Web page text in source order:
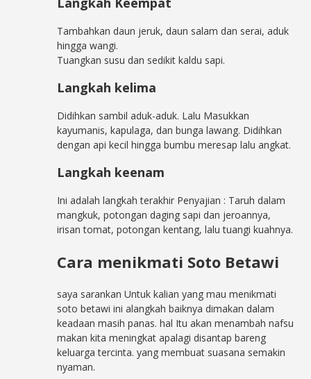
Tambahkan daun jeruk, daun salam dan serai, aduk
hingga wangi.
Tuangkan susu dan sedikit kaldu sapi.
Langkah kelima
Didihkan sambil aduk-aduk. Lalu Masukkan
kayumanis, kapulaga, dan bunga lawang. Didihkan
dengan api kecil hingga bumbu meresap lalu angkat.
Langkah keenam
Ini adalah langkah terakhir Penyajian : Taruh dalam
mangkuk, potongan daging sapi dan jeroannya,
irisan tomat, potongan kentang, lalu tuangi kuahnya.
Cara menikmati Soto Betawi
saya sarankan Untuk kalian yang mau menikmati
soto betawi ini alangkah baiknya dimakan dalam
keadaan masih panas. hal Itu akan menambah nafsu
makan kita meningkat apalagi disantap bareng
keluarga tercinta. yang membuat suasana semakin
nyaman.